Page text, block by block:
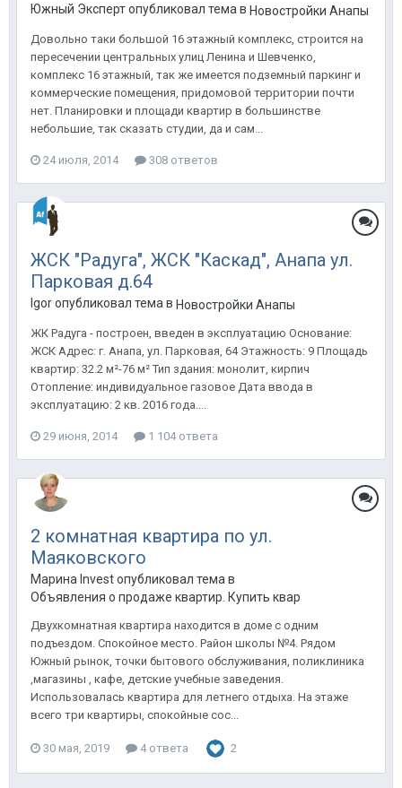
Южный Эксперт опубликовал тема в Новостройки Анапы
Довольно таки большой 16 этажный комплекс, строится на
пересечении центральных улиц Ленина и Шевченко,
комплекс 16 этажный, так же имеется подземный паркинг и
коммерческие помещения, придомовой территории почти
нет. Планировки и площади квартир в большинстве
небольшие, так сказать студии, да и сам...
24 июля, 2014 308 ответов
ЖСК "Радуга", ЖСК "Каскад", Анапа ул.
Парковая д.64
Igor опубликовал тема в Новостройки Анапы
ЖК Радуга - построен, введен в эксплуатацию Основание:
ЖСК Адрес: г. Анапа, ул. Парковая, 64 Этажность: 9 Площадь
квартир: 32.2 м²-76 м² Тип здания: монолит, кирпич
Отопление: индивидуальное газовое Дата ввода в
эксплуатацию: 2 кв. 2016 года....
29 июня, 2014 1 104 ответа
2 комнатная квартира по ул.
Маяковского
Марина Invest опубликовал тема в
Объявления о продаже квартир. Купить квартиру в Анапе.
Двухкомнатная квартира находится в доме с одним
подъездом. Спокойное место. Район школы №4. Рядом
Южный рынок, точки бытового обслуживания, поликлиника
,магазины , кафе, детские учебные заведения.
Использовалась квартира для летнего отдыха. На этаже
всего три квартиры, спокойные сос...
30 мая, 2019 4 ответа 2